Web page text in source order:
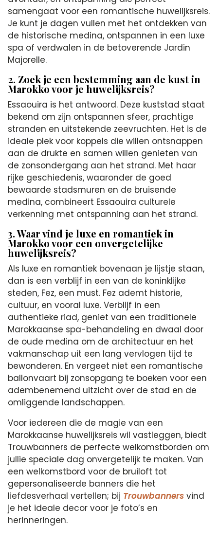
samengaat voor een romantische huwelijksreis.
Je kunt je dagen vullen met het ontdekken van
de historische medina, ontspannen in een luxe
spa of verdwalen in de betoverende Jardin
Majorelle.
2. Zoek je een bestemming aan de kust in
Marokko voor je huwelijksreis?
Essaouira is het antwoord. Deze kuststad staat
bekend om zijn ontspannen sfeer, prachtige
stranden en uitstekende zeevruchten. Het is de
ideale plek voor koppels die willen ontsnappen
aan de drukte en samen willen genieten van
de zonsondergang aan het strand. Met haar
rijke geschiedenis, waaronder de goed
bewaarde stadsmuren en de bruisende
medina, combineert Essaouira culturele
verkenning met ontspanning aan het strand.
3. Waar vind je luxe en romantiek in
Marokko voor een onvergetelijke
huwelijksreis?
Als luxe en romantiek bovenaan je lijstje staan,
dan is een verblijf in een van de koninklijke
steden, Fez, een must. Fez ademt historie,
cultuur, en vooral luxe. Verblijf in een
authentieke riad, geniet van een traditionele
Marokkaanse spa-behandeling en dwaal door
de oude medina om de architectuur en het
vakmanschap uit een lang vervlogen tijd te
bewonderen. En vergeet niet een romantische
ballonvaart bij zonsopgang te boeken voor een
adembenemend uitzicht over de stad en de
omliggende landschappen.
Voor iedereen die de magie van een
Marokkaanse huwelijksreis wil vastleggen, biedt
Trouwbanners de perfecte welkomstborden om
jullie speciale dag onvergetelijk te maken. Van
een welkomstbord voor de bruiloft tot
gepersonaliseerde banners die het
liefdesverhaal vertellen; bij Trouwbanners vind
je het ideale decor voor je foto’s en
herinneringen.